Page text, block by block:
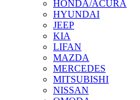
HONDA/ACURA
HYUNDAI
JEEP
KIA
LIFAN
MAZDA
MERCEDES
MITSUBISHI
NISSAN